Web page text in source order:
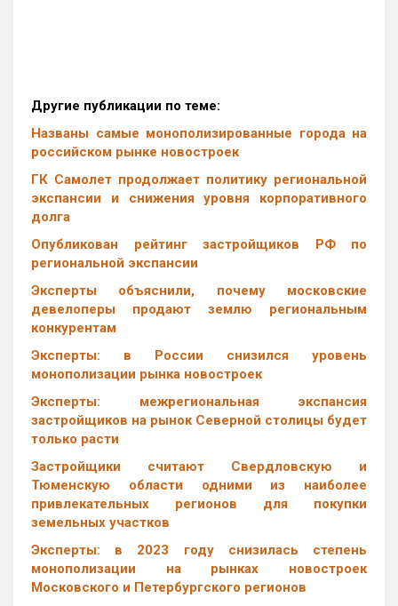
Другие публикации по теме:
Названы самые монополизированные города на
российском рынке новостроек
ГК Самолет продолжает политику региональной
экспансии и снижения уровня корпоративного
долга
Опубликован рейтинг застройщиков РФ по
региональной экспансии
Эксперты объяснили, почему московские
девелоперы продают землю региональным
конкурентам
Эксперты: в России снизился уровень
монополизации рынка новостроек
Эксперты: межрегиональная экспансия
застройщиков на рынок Северной столицы будет
только расти
Застройщики считают Свердловскую и
Тюменскую области одними из наиболее
привлекательных регионов для покупки
земельных участков
Эксперты: в 2023 году снизилась степень
монополизации на рынках новостроек
Московского и Петербургского регионов